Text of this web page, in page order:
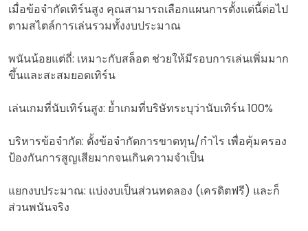
เมื่อข้อจำกัดเทิร์นสูง คุณสามารถเลือกแผนการตั้งแต่นี้ต่อไป
ตามสไตล์การเล่นรวมทั้งงบประมาณ
พนันน้อยแต่ถี่: เหมาะกับสล็อต ช่วยให้มีรอบการเล่นเพิ่มมาก
ขึ้นและสะสมยอดเทิร์น
เล่นเกมที่นับเทิร์นสูง: ย้ำเกมที่บริษัทระบุว่านับเทิร์น 100%
บริหารข้อจำกัด: ตั้งข้อจำกัดการขาดทุน/กำไร เพื่อคุ้มครอง
ป้องกันการสูญเสียมากจนเกินความจำเป็น
แยกงบประมาณ: แบ่งงบเป็นส่วนทดลอง (เครดิตฟรี) และก็
ส่วนพนันจริง